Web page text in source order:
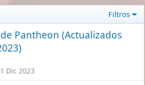
Filtros
Pantheon (Actualizados
1 Dic 2023